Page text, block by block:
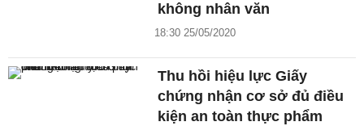
không nhân văn
18:30 25/05/2020
Thu hồi hiệu lực Giấy
chứng nhận cơ sở đủ điều
kiện an toàn thực phẩm